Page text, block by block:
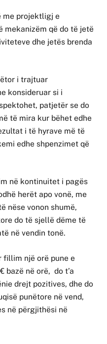
me projektligj e
mekanizëm që do të jetë
dhe jetës brenda
i trajtuar
konsideruar si i
patjetër se do
të mira kur bëhet edhe
i të hyrave më të
edhe shpenzimet që
në kontinuitet i pagës
herët apo vonë, me
nëse vonon shumë,
do të sjellë dëme të
në vendin tonë.
fillim një orë pune e
bazë në orë, do t’a
drejt pozitives, dhe do
punëtore në vend,
në përgjithësi në